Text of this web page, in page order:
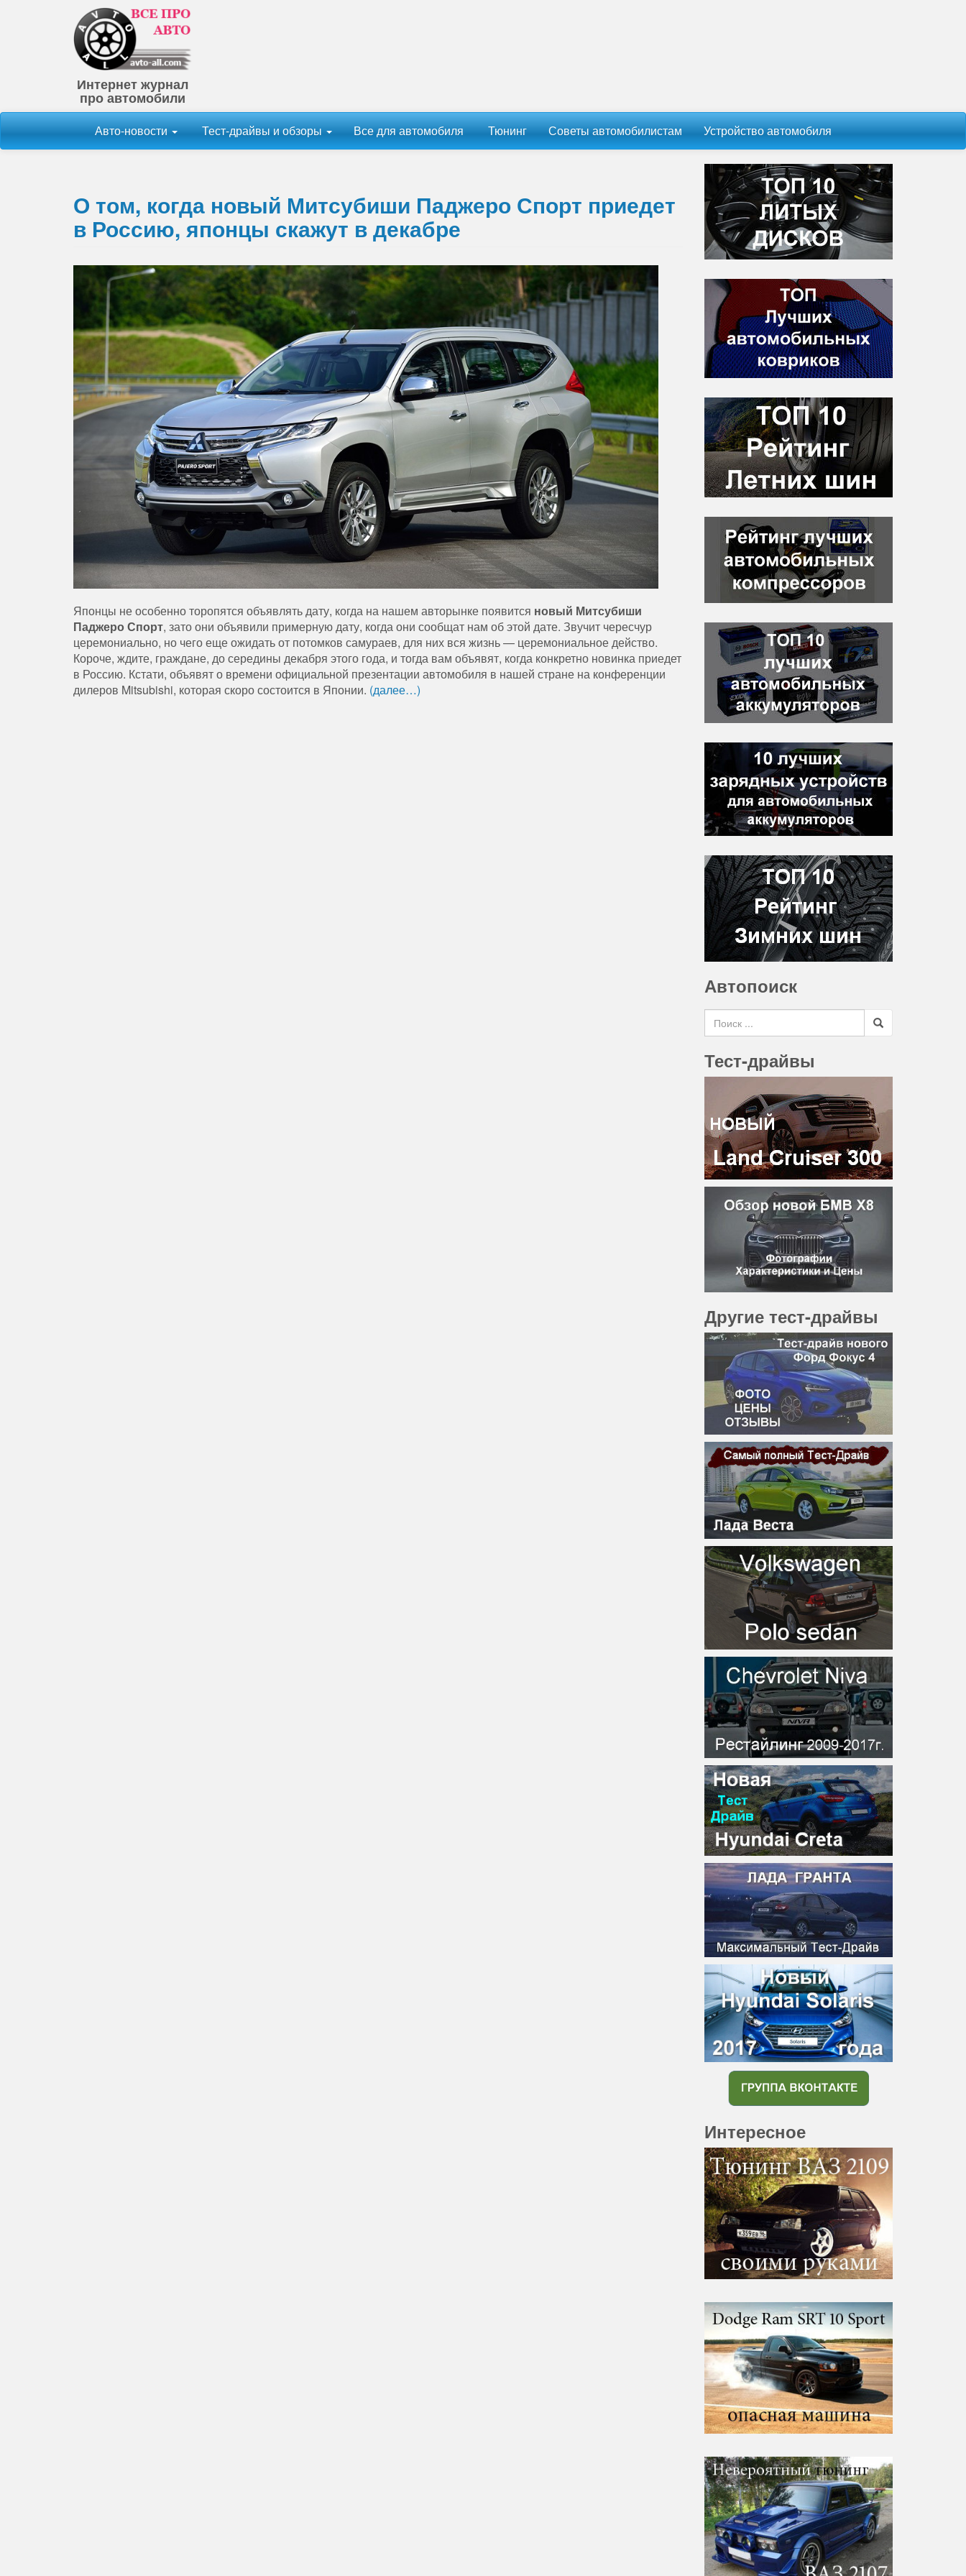
Интернет журнал
про автомобили
Авто-новости Тест-драйвы и обзоры Все для автомобиля Тюнинг Советы автомобилистам Устройство автомобиля
О том, когда новый Митсубиши Паджеро Спорт приедет
в Россию, японцы скажут в декабре
Японцы неособенноторопятся объявлятьдату, когда на нашем авторынке появится новый Митсубиши
Паджеро Спорт, затоони объявили примернуюдату, когдаони сообщат нам обэтой дате. Звучит чересчур
церемониально, но чегоещеожидатьот потомков самураев, для них вся жизнь— церемониальноедейство.
Короче, ждите, граждане, досередины декабря этого года, и тогда вам объявят, когда конкретно новинка приедет
в Россию. Кстати, объявято времени официальной презентации автомобиля в нашей стране на конференции
дилеров Mitsubishi, которая скоросостоится в Японии. (далее…)
Автопоиск
Search for
Тест-драйвы
Другие тест-драйвы
Интересное